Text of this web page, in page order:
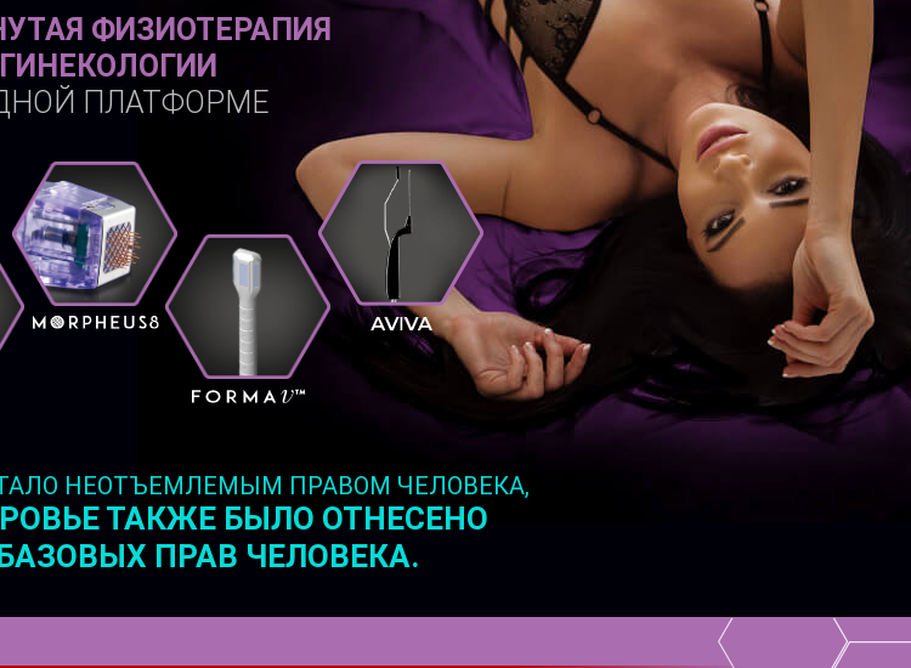
ФИЗИОТЕРАПИЯ
ПЛАТФОРМЕ
НЕОТЪЕМЛЕМЫМ ПРАВОМ ЧЕЛОВЕКА,
ТАКЖЕ БЫЛО ОТНЕСЕНО
ПРАВ ЧЕЛОВЕКА.